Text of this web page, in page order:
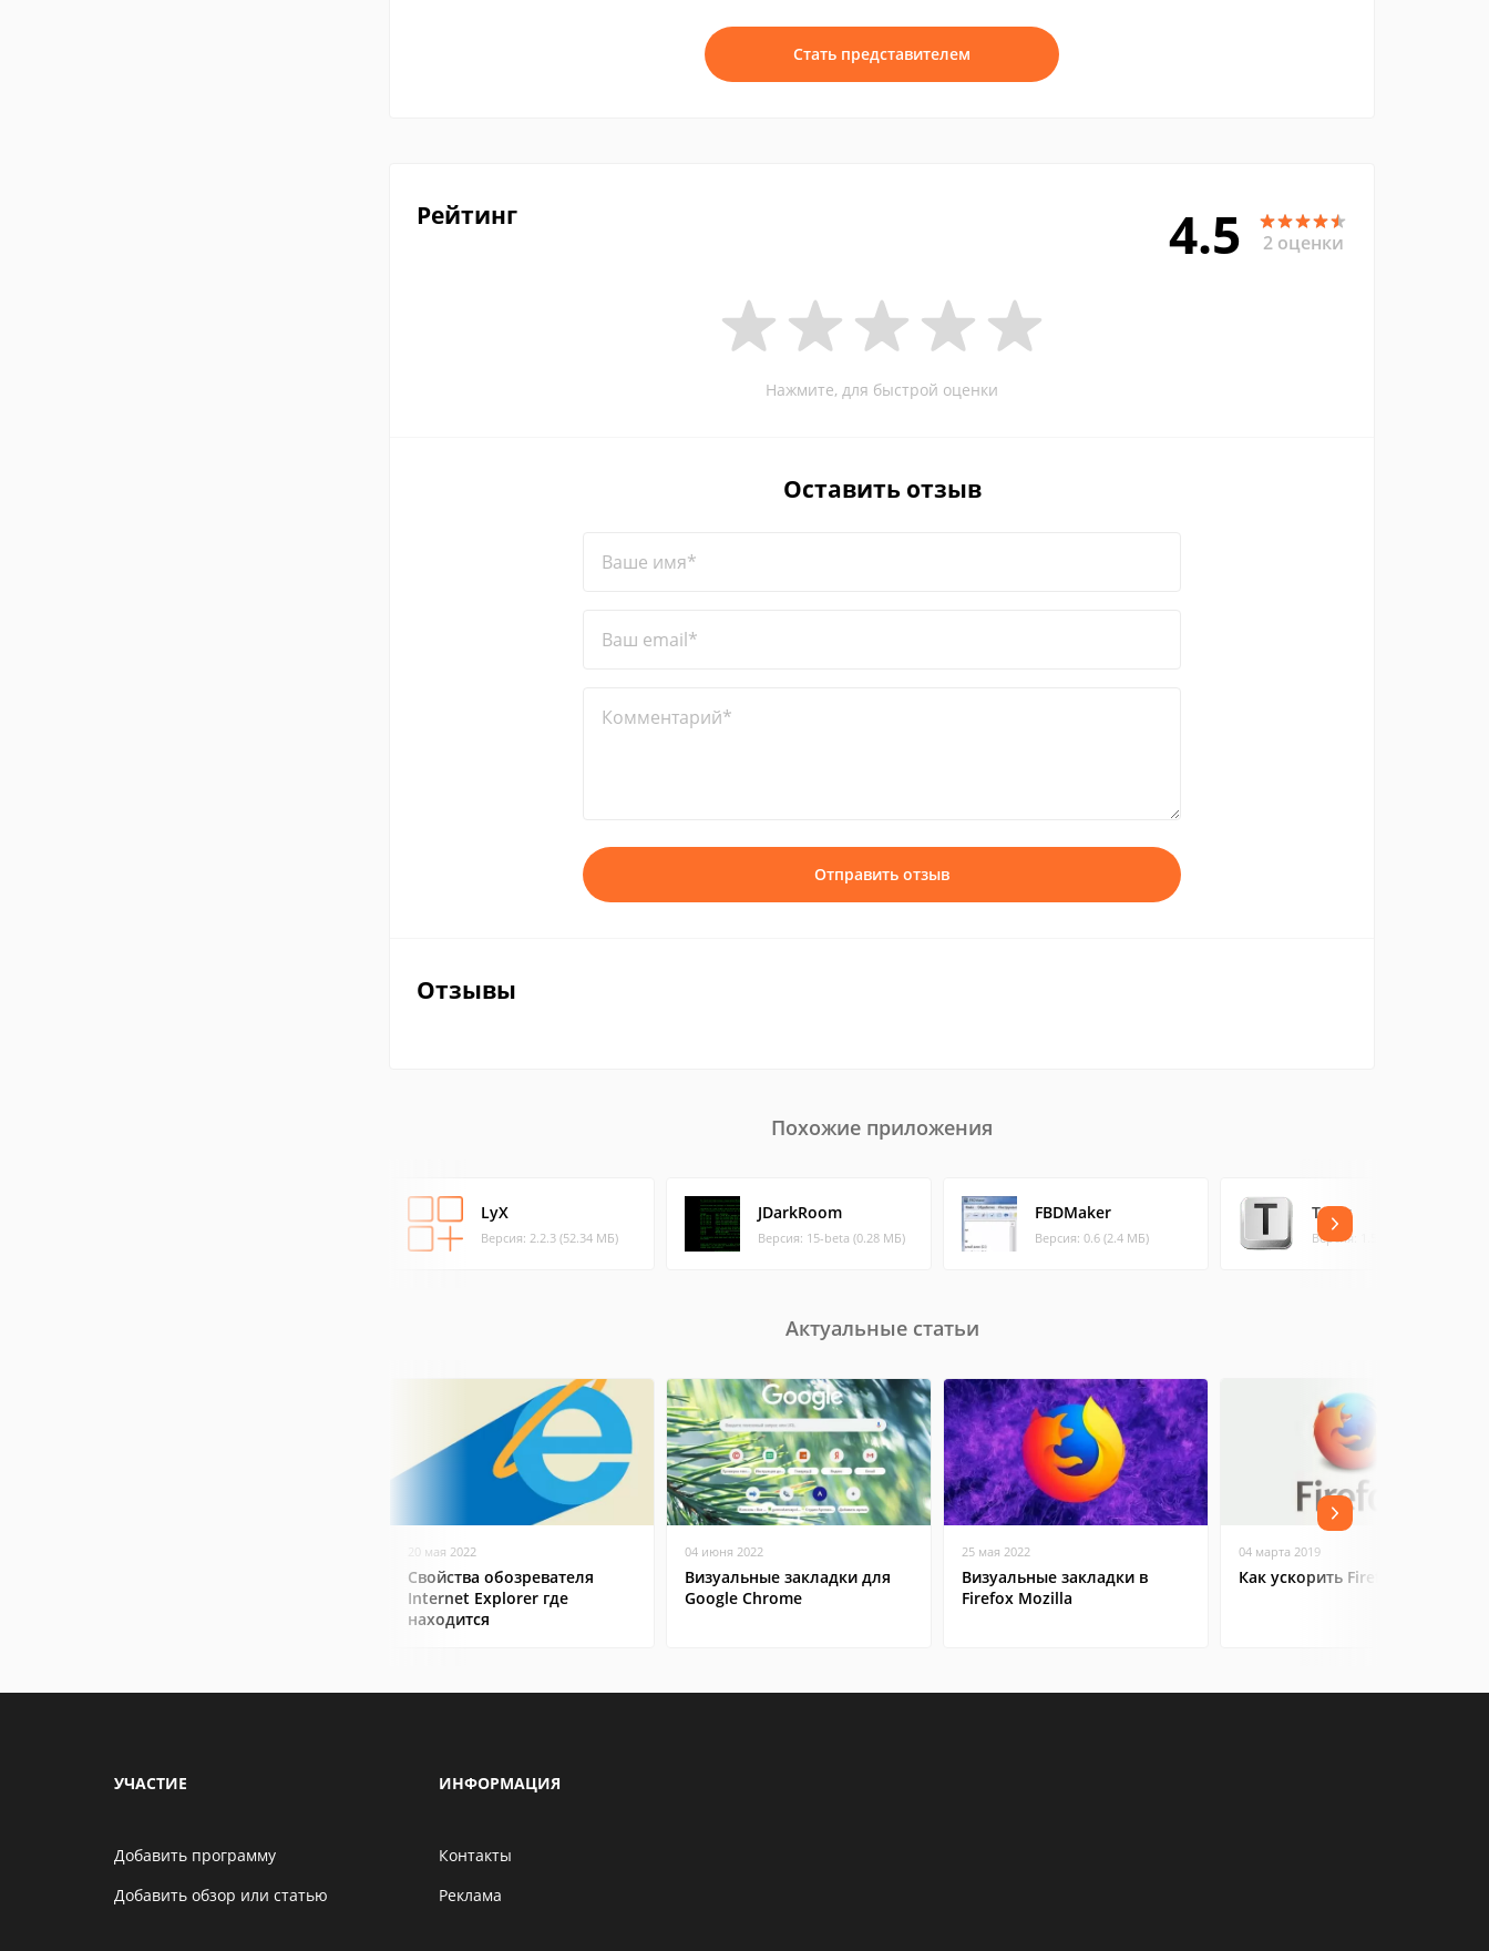
Стать представителем
Рейтинг 4.5 2 оценки
Нажмите, для быстрой оценки
Оставить отзыв
Ваше имя*
Ваш email*
Комментарий*
Отправить отзыв
Отзывы
Похожие приложения
LyX
Версия: 2.2.3 (52.34 МБ)
JDarkRoom
Версия: 15-beta (0.28 МБ)
FBDMaker
Версия: 0.6 (2.4 МБ)
Texts
Версия: 1.5 (40.83 МБ)
Актуальные статьи
20 мая 2022
Свойства обозревателя
Internet Explorer где
находится
04 июня 2022
Визуальные закладки для
Google Chrome
25 мая 2022
Визуальные закладки в
Firefox Mozilla
04 марта 2019
Как ускорить Firefox
УЧАСТИЕ
Добавить программу
Добавить обзор или статью
ИНФОРМАЦИЯ
Контакты
Реклама